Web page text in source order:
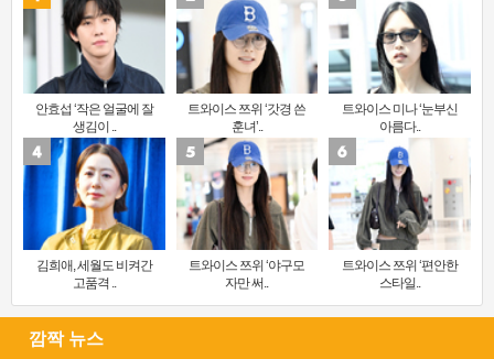
안효섭 ‘작은 얼굴에 잘
생김이 ..
트와이스 쯔위 ‘갓경 쓴
훈녀’..
트와이스 미나 ‘눈부신
아름다..
김희애, 세월도 비켜간
고품격 ..
트와이스 쯔위 ‘야구모
자만 써..
트와이스 쯔위 ‘편안한
스타일..
깜짝 뉴스